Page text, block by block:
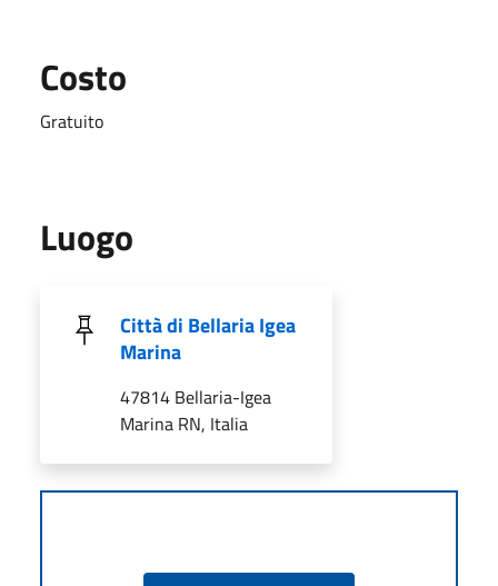
Costo
Gratuito
Luogo
Città di Bellaria Igea
Marina
47814 Bellaria-Igea
Marina RN, Italia